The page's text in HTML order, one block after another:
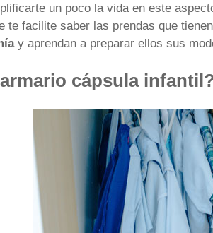
un poco la vida en este
te facilite saber las prendas que
y aprendan a preparar ellos sus
cápsula